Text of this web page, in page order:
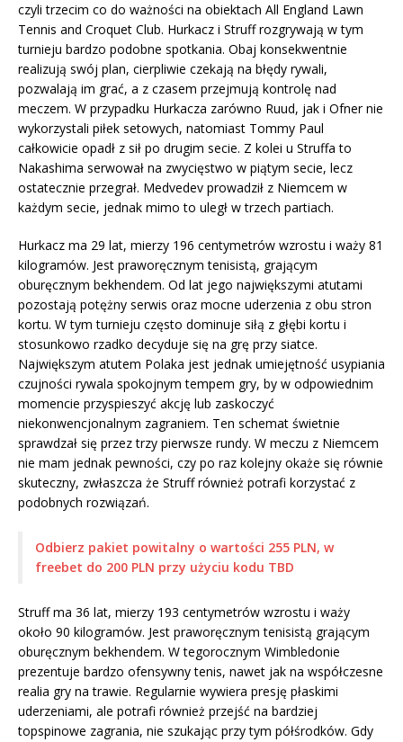
czyli trzecim co do ważności na obiektach All England Lawn
Tennis and Croquet Club. Hurkacz i Struff rozgrywają w tym
turnieju bardzo podobne spotkania. Obaj konsekwentnie
realizują swój plan, cierpliwie czekają na błędy rywali,
pozwalają im grać, a z czasem przejmują kontrolę nad
meczem. W przypadku Hurkacza zarówno Ruud, jak i Ofner nie
wykorzystali piłek setowych, natomiast Tommy Paul
całkowicie opadł z sił po drugim secie. Z kolei u Struffa to
Nakashima serwował na zwycięstwo w piątym secie, lecz
ostatecznie przegrał. Medvedev prowadził z Niemcem w
każdym secie, jednak mimo to uległ w trzech partiach.
Hurkacz ma 29 lat, mierzy 196 centymetrów wzrostu i waży 81
kilogramów. Jest praworęcznym tenisistą, grającym
oburęcznym bekhendem. Od lat jego największymi atutami
pozostają potężny serwis oraz mocne uderzenia z obu stron
kortu. W tym turnieju często dominuje siłą z głębi kortu i
stosunkowo rzadko decyduje się na grę przy siatce.
Największym atutem Polaka jest jednak umiejętność usypiania
czujności rywala spokojnym tempem gry, by w odpowiednim
momencie przyspieszyć akcję lub zaskoczyć
niekonwencjonalnym zagraniem. Ten schemat świetnie
sprawdzał się przez trzy pierwsze rundy. W meczu z Niemcem
nie mam jednak pewności, czy po raz kolejny okaże się równie
skuteczny, zwłaszcza że Struff również potrafi korzystać z
podobnych rozwiązań.
Odbierz pakiet powitalny o wartości 255 PLN, w
freebet do 200 PLN przy użyciu kodu TBD
Struff ma 36 lat, mierzy 193 centymetrów wzrostu i waży
około 90 kilogramów. Jest praworęcznym tenisistą grającym
oburęcznym bekhendem. W tegorocznym Wimbledonie
prezentuje bardzo ofensywny tenis, nawet jak na współczesne
realia gry na trawie. Regularnie wywiera presję płaskimi
uderzeniami, ale potrafi również przejść na bardziej
topspinowe zagrania, nie szukając przy tym półśrodków. Gdy